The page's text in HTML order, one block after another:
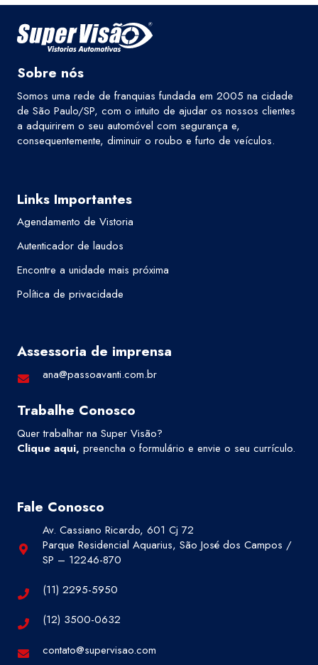
Sobre nós
Somos uma rede de franquias fundada em 2005 na cidade
de São Paulo/SP, com o intuito de ajudar os nossos clientes
a adquirirem o seu automóvel com segurança e,
consequentemente, diminuir o roubo e furto de veículos.
Links Importantes
Agendamento de Vistoria
Autenticador de laudos
Encontre a unidade mais próxima
Política de privacidade
Assessoria de imprensa
ana@passoavanti.com.br
Trabalhe Conosco
Quer trabalhar na Super Visão?
Clique aqui, preencha o formulário e envie o seu currículo.
Fale Conosco
Av. Cassiano Ricardo, 601 Cj 72
Parque Residencial Aquarius, São José dos Campos /
SP – 12246-870
(11) 2295-5950
(12) 3500-0632
contato@supervisao.com